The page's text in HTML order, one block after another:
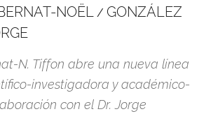
NOËL / GONZÁLEZ
N. Tiffon abre una nueva línea
investigadora y académico-
con el Dr. Jorge